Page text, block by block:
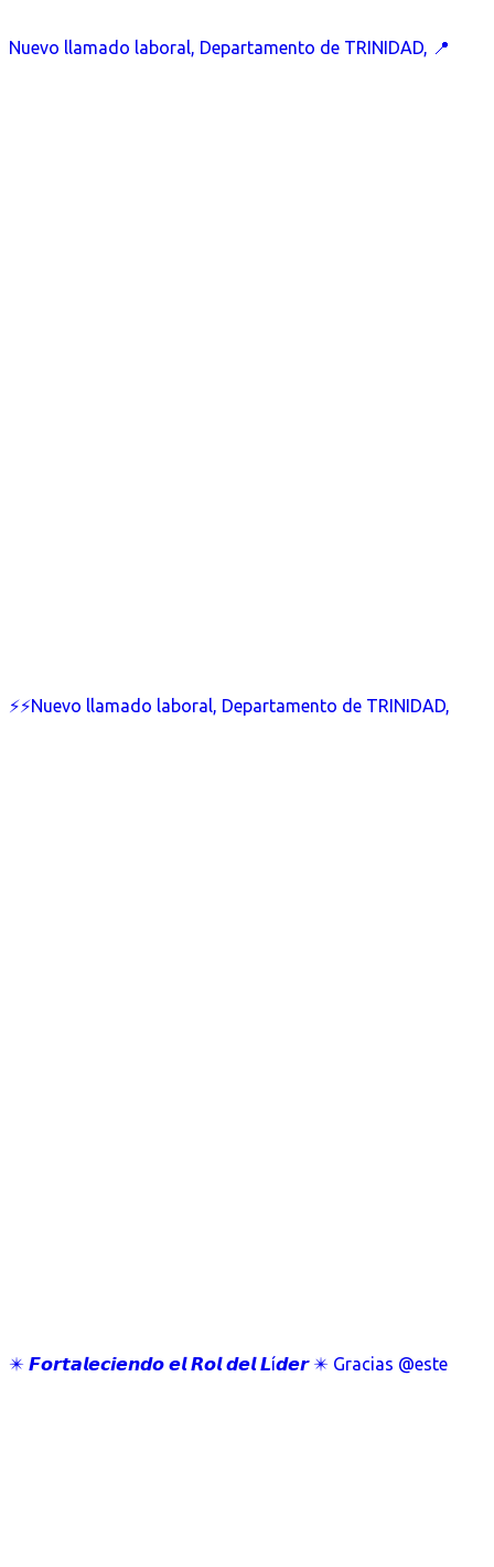
Nuevo llamado laboral, Departamento de TRINIDAD, 📍
⚡⚡Nuevo llamado laboral, Departamento de TRINIDAD,
✴️ 𝙁𝙤𝙧𝙩𝙖𝙡𝙚𝙘𝙞𝙚𝙣𝙙𝙤 𝙚𝙡 𝙍𝙤𝙡 𝙙𝙚𝙡 𝙇í𝙙𝙚𝙧 ✴️ Gracias @este